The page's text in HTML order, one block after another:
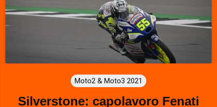
Moto2 & Moto3 2021
Silverstone: capolavoro Fenati